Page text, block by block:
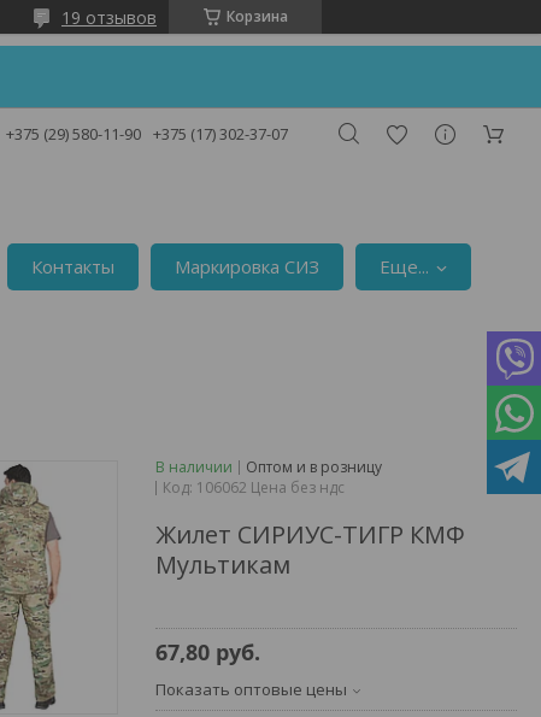
Корзина
19 отзывов
+375 (29) 580-11-90 +375 (17) 302-37-07
Контакты Маркировка СИЗ Еще...
В наличии
Оптом и в розницу
Код: 106062 Цена без ндс
Жилет СИРИУС-ТИГР КМФ
Мультикам
67,80 руб.
Показать оптовые цены